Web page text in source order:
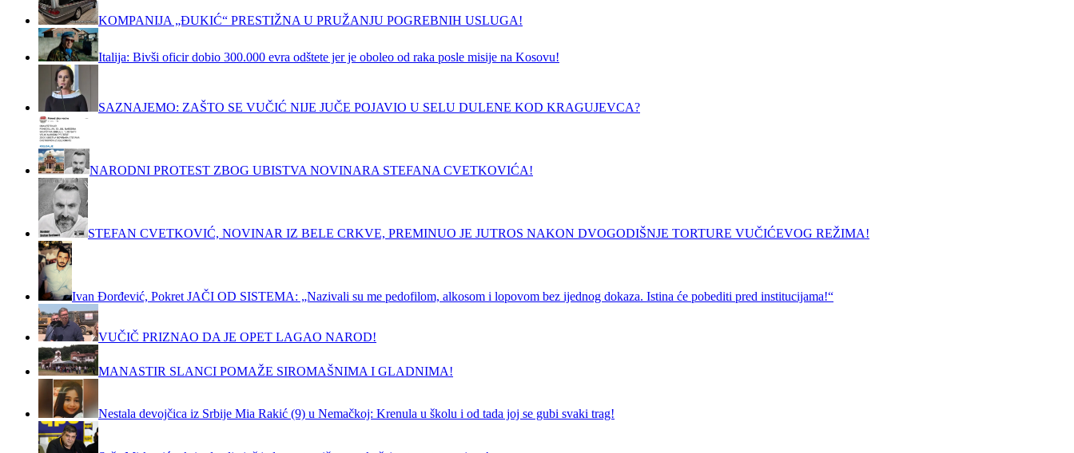
KOMPANIJA „ĐUKIĆ“ PRESTIŽNA U PRUŽANJU POGREBNIH USLUGA!
Italija: Bivši oficir dobio 300.000 evra odštete jer je oboleo od raka posle misije na Kosovu!
SAZNAJEMO: ZAŠTO SE VUČIĆ NIJE JUČE POJAVIO U SELU DULENE KOD KRAGUJEVCA?
NARODNI PROTEST ZBOG UBISTVA NOVINARA STEFANA CVETKOVIĆA!
STEFAN CVETKOVIĆ, NOVINAR IZ BELE CRKVE, PREMINUO JE JUTROS NAKON DVOGODIŠNJE TORTURE VUČIĆEVOG REŽIMA!
Ivan Đorđević, Pokret JAČI OD SISTEMA: „Nazivali su me pedofilom, alkosom i lopovom bez ijednog dokaza. Istina će pobediti pred institucijama!“
VUČIČ PRIZNAO DA JE OPET LAGAO NAROD!
MANASTIR SLANCI POMAŽE SIROMAŠNIMA I GLADNIMA!
Nestala devojčica iz Srbije Mia Rakić (9) u Nemačkoj: Krenula u školu i od tada joj se gubi svaki trag!